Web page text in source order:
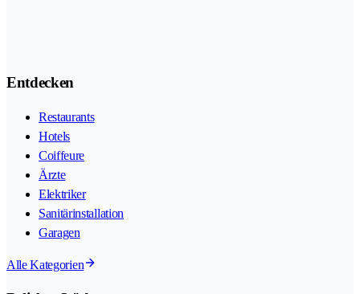
Entdecken
Restaurants
Hotels
Coiffeure
Ärzte
Elektriker
Sanitärinstallation
Garagen
Alle Kategorien